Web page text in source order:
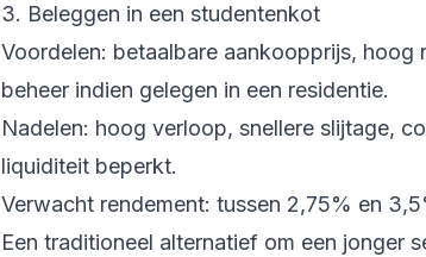
3. Beleggen in een studentenkot
Voordelen: betaalbare aankoopprijs,
beheer indien gelegen in een residentie.
Nadelen: hoog verloop, snellere slijtage,
liquiditeit beperkt.
Verwacht rendement: tussen 2,75% en
Een traditioneel alternatief om een jonger